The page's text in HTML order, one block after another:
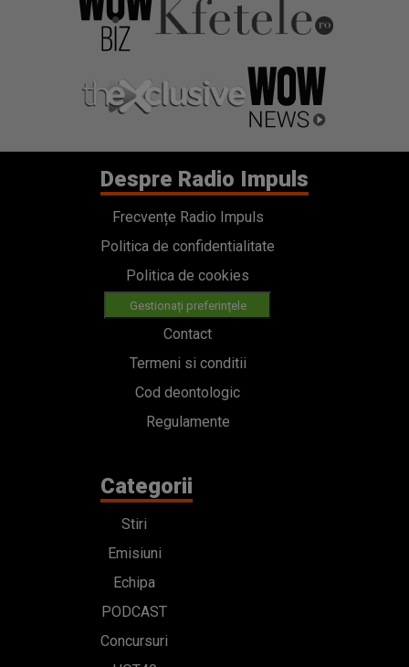
Despre Radio Impuls
Frecvențe Radio Impuls
Politica de confidentialitate
Politica de cookies
Gestionați preferințele
Contact
Termeni si conditii
Cod deontologic
Regulamente
Categorii
Stiri
Emisiuni
Echipa
PODCAST
Concursuri